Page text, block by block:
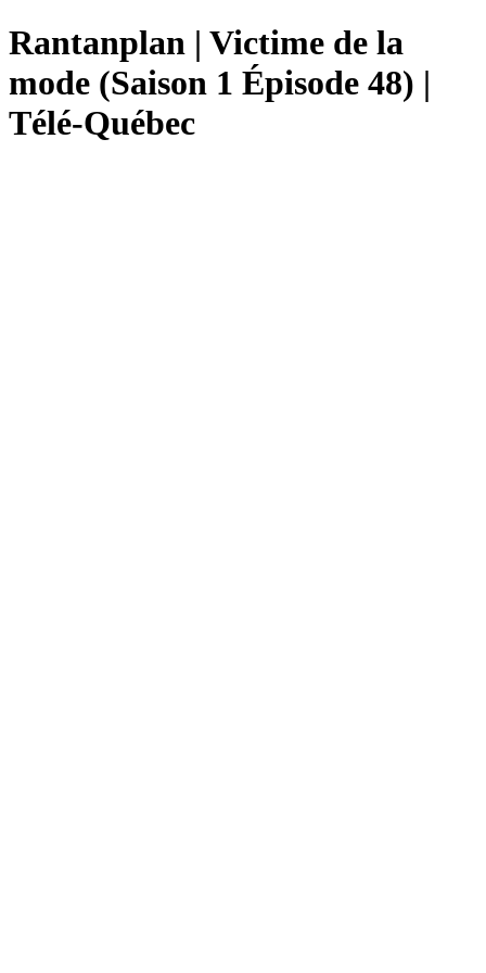
Rantanplan | Victime de la
mode (Saison 1 Épisode 48) |
Télé-Québec